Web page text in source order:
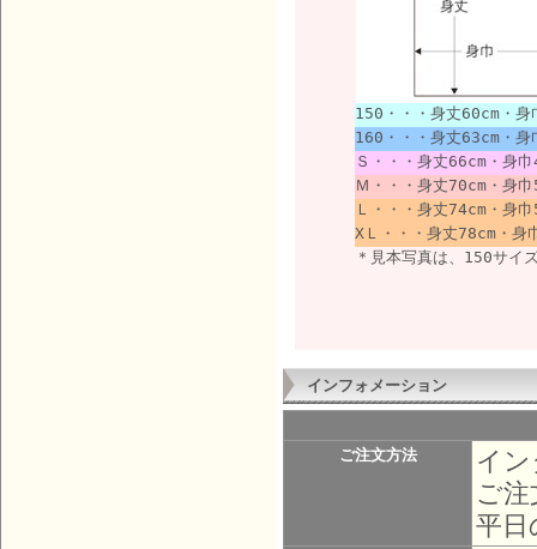
150・・・身丈60cm・
160・・・身丈63cm・
Ｓ・・・身丈66cm・身
Ｍ・・・身丈70cm・身
Ｌ・・・身丈74cm・身
XＬ・・・身丈78cm・
＊見本写真は、150サイ
インフォメーション
ご注文方法
イ
ご
平日